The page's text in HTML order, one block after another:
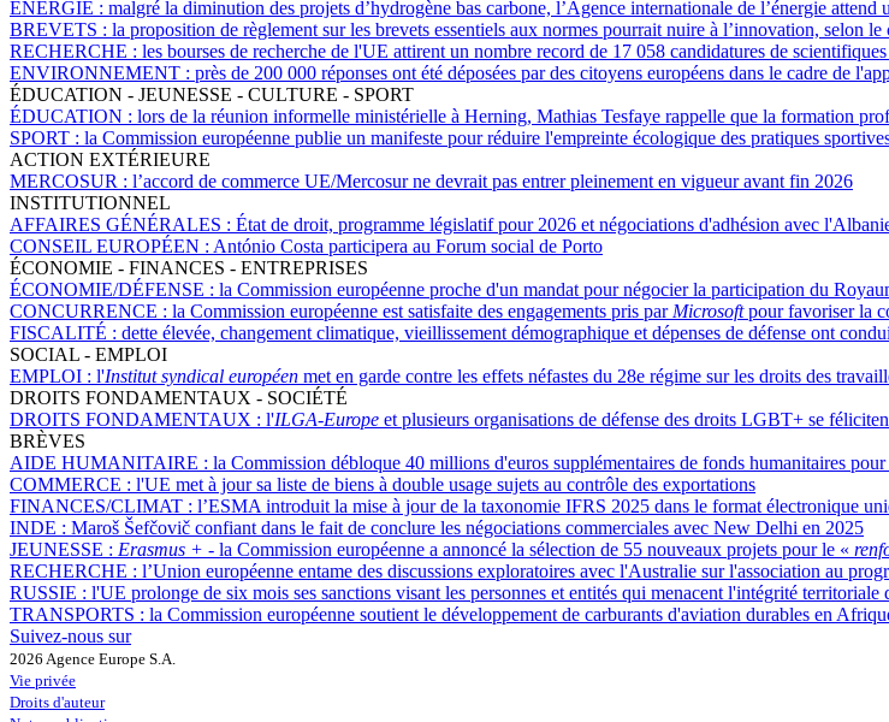
ÉNERGIE : malgré la diminution des projets d’hydrogène bas carbone, l’Agence internationale de l’énergie attend
BREVETS : la proposition de règlement sur les brevets essentiels aux normes pourrait nuire à l’innovation, selon
RECHERCHE : les bourses de recherche de l'UE attirent un nombre record de 17 058 candidatures de
ENVIRONNEMENT : près de 200 000 réponses ont été déposées par des citoyens européens dans le cadre de
ÉDUCATION - JEUNESSE - CULTURE - SPORT
ÉDUCATION : lors de la réunion informelle ministérielle à Herning, Mathias Tesfaye rappelle que la formation
SPORT : la Commission européenne publie un manifeste pour réduire l'empreinte écologique des pratiques
ACTION EXTÉRIEURE
MERCOSUR : l’accord de commerce UE/Mercosur ne devrait pas entrer pleinement en vigueur avant fin 2026
INSTITUTIONNEL
AFFAIRES GÉNÉRALES : État de droit, programme législatif pour 2026 et négociations d'adhésion avec
CONSEIL EUROPÉEN : António Costa participera au Forum social de Porto
ÉCONOMIE - FINANCES - ENTREPRISES
ÉCONOMIE/DÉFENSE : la Commission européenne proche d'un mandat pour négocier la participation du
CONCURRENCE : la Commission européenne est satisfaite des engagements pris par Microsoftpour favoriser la
FISCALITÉ : dette élevée, changement climatique, vieillissement démographique et dépenses de défense ont
SOCIAL - EMPLOI
EMPLOI : l'Institut syndical européen met en garde contre les effets néfastes du 28e régime sur les droits des
DROITS FONDAMENTAUX - SOCIÉTÉ
DROITS FONDAMENTAUX : l'ILGA-Europe et plusieurs organisations de défense des droits LGBT+ se
BRÈVES
AIDE HUMANITAIRE : la Commission débloque 40 millions d'euros supplémentaires de fonds humanitaires
COMMERCE : l'UE met à jour sa liste de biens à double usage sujets au contrôle des exportations
FINANCES/CLIMAT : l’ESMA introduit la mise à jour de la taxonomie IFRS 2025 dans le format électronique
INDE : Maroš Šefčovič confiant dans le fait de conclure les négociations commerciales avec New Delhi en 2025
JEUNESSE : Erasmus + - la Commission européenne a annoncé la sélection de 55 nouveaux projets pour le «
RECHERCHE : l’Union européenne entame des discussions exploratoires avec l'Australie sur l'association au
RUSSIE : l'UE prolonge de six mois ses sanctions visant les personnes et entités qui menacent l'intégrité territoriale
TRANSPORTS : la Commission européenne soutient le développement de carburants d'aviation durables en
Suivez-nous sur
2026 Agence Europe S.A.
Vie privée
Droits d'auteur